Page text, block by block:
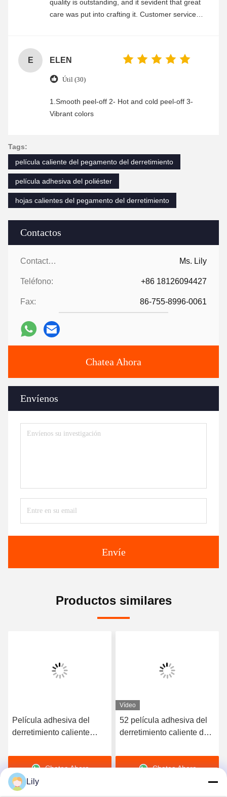
Contactos
Contactos: Ms. Lily
Teléfono: +86 18126094427
Fax: 86-755-8996-0061
Chatea Ahora
Envíenos
Envíe
quality is outstanding, and it sevident that great
care was put into crafting it. Customer service
E ELEN
Útil (30)
1.Smooth peel-off 2- Hot and cold peel-off 3-
Vibrant colors
Tags:
película caliente del pegamento del derretimiento
película adhesiva del poliéster
hojas calientes del pegamento del derretimiento
Productos similares
Película adhesiva del
derretimiento caliente
del poliuretano 3412
Chatea Ahora
Vídeo
52 película adhesiva del
derretimiento caliente de
A para la ropa interior
inconsútilChatea Ahora
Lily